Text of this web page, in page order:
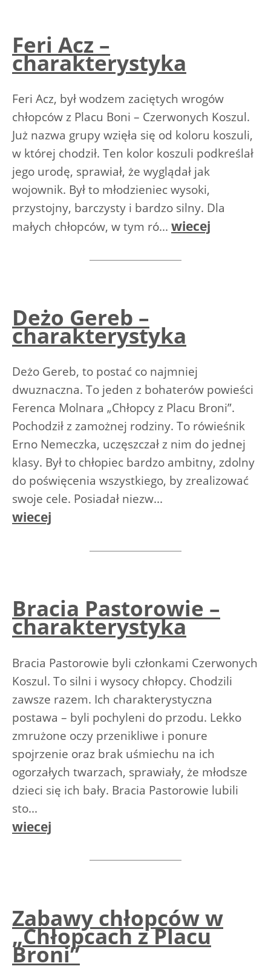
Feri Acz –
charakterystyka
Feri Acz, był wodzem zaciętych wrogów
chłopców z Placu Boni – Czerwonych Koszul.
Już nazwa grupy wzięła się od koloru koszuli,
w której chodził. Ten kolor koszuli podkreślał
jego urodę, sprawiał, że wyglądał jak
wojownik. Był to młodzieniec wysoki,
przystojny, barczysty i bardzo silny. Dla
małych chłopców, w tym ró... wiecej
Deżo Gereb –
charakterystyka
Deżo Gereb, to postać co najmniej
dwuznaczna. To jeden z bohaterów powieści
Ferenca Molnara „Chłopcy z Placu Broni”.
Pochodził z zamożnej rodziny. To rówieśnik
Erno Nemeczka, uczęszczał z nim do jednej
klasy. Był to chłopiec bardzo ambitny, zdolny
do poświęcenia wszystkiego, by zrealizować
swoje cele. Posiadał niezw...
wiecej
Bracia Pastorowie –
charakterystyka
Bracia Pastorowie byli członkami Czerwonych
Koszul. To silni i wysocy chłopcy. Chodzili
zawsze razem. Ich charakterystyczna
postawa – byli pochyleni do przodu. Lekko
zmrużone oczy przenikliwe i ponure
spojrzenie oraz brak uśmiechu na ich
ogorzałych twarzach, sprawiały, że młodsze
dzieci się ich bały. Bracia Pastorowie lubili
sto...
wiecej
Zabawy chłopców w
„Chłopcach z Placu
Broni”